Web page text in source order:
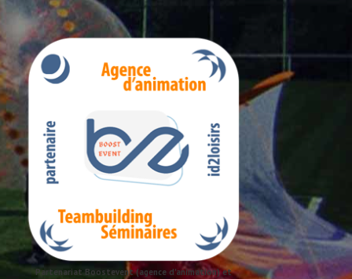
Partenariat Boostevent (agence d'animation) et